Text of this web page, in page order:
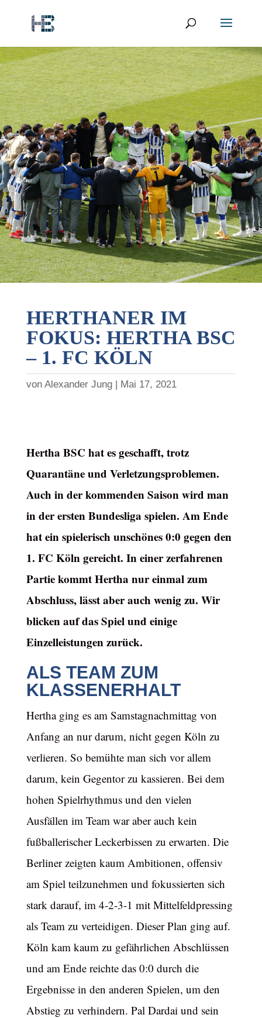
HERTHANER IM
FOKUS: HERTHA BSC
– 1. FC KÖLN
von Alexander Jung Mai 17, 2021
Hertha BSC hat es geschafft, trotz
Quarantäne und Verletzungsproblemen.
Auch in der kommenden Saison wird man
in der ersten Bundesliga spielen. Am Ende
hat ein spielerisch unschönes 0:0 gegen den
1. FC Köln gereicht. In einer zerfahrenen
Partie kommt Hertha nur einmal zum
Abschluss, lässt aber auch wenig zu. Wir
blicken auf das Spiel und einige
Einzelleistungen zurück.
ALS TEAM ZUM
KLASSENERHALT
Hertha ging es am Samstagnachmittag von
Anfang an nur darum, nicht gegen Köln zu
verlieren. So bemühte man sich vor allem
darum, kein Gegentor zu kassieren. Bei dem
hohen Spielrhythmus und den vielen
Ausfällen im Team war aber auch kein
fußballerischer Leckerbissen zu erwarten. Die
Berliner zeigten kaum Ambitionen, offensiv
am Spiel teilzunehmen und fokussierten sich
stark darauf, im 4-2-3-1 mit Mittelfeldpressing
als Team zu verteidigen. Dieser Plan ging auf.
Köln kam kaum zu gefährlichen Abschlüssen
und am Ende reichte das 0:0 durch die
Ergebnisse in den anderen Spielen, um den
Abstieg zu verhindern. Pal Dardai und sein